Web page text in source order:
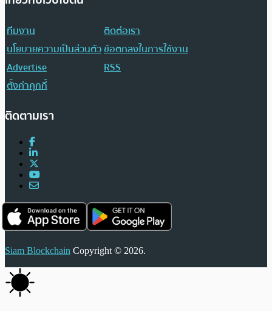
ทีมงาน
ติดต่อเรา
นโยบายความเป็นส่วนตัวข้อตกลงในการใช้งาน
Advertise
RSS
ตั้งค่าคุกกี้
ติดตามเรา
Siam Blockchain Copyright © 2026.